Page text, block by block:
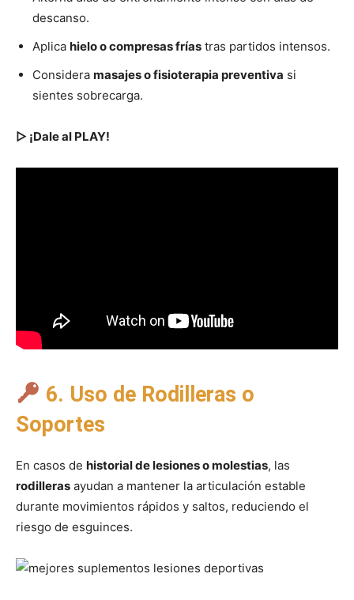
descanso.
Aplica hielo o compresas frías tras partidos intensos.
Considera masajes o fisioterapia preventiva si
sientes sobrecarga.
▷ ¡Dale al PLAY!
6. Uso de Rodilleras o
Soportes
En casos de historial de lesiones o molestias, las
rodilleras ayudan a mantener la articulación estable
durante movimientos rápidos y saltos, reduciendo el
riesgo de esguinces.